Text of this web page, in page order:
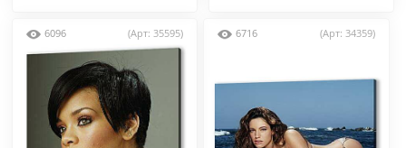
6096 (Арт: 35595) 6716 (Арт: 34359)